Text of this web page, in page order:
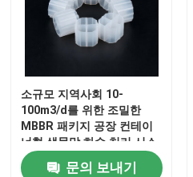
소규모 지역사회 10-
100m3/d를 위한 조밀한
MBBR 패키지 공장 컨테이
너형 생물막 하수 처리 시스
템
문의 보내기